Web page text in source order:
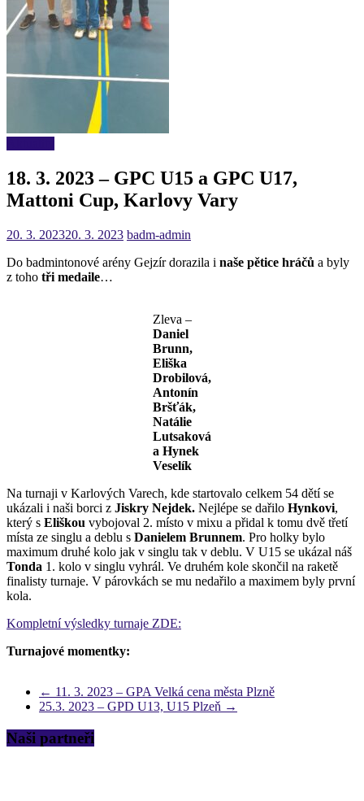
18. 3. 2023 – GPC U15 a GPC U17,
Mattoni Cup, Karlovy Vary
20. 3. 202320. 3. 2023 badm-admin
Do badmintonové arény Gejzír dorazila i naše pětice hráčů a byly
z toho tři medaile…
Zleva –
Daniel
Brunn,
Eliška
Drobilová,
Antonín
Bršťák,
Natálie
Lutsaková
a Hynek
Veselík
Na turnaji v Karlových Varech, kde startovalo celkem 54 dětí se
ukázali i naši borci z Jiskry Nejdek. Nejlépe se dařilo Hynkovi,
který s Eliškou vybojoval 2. místo v mixu a přidal k tomu dvě třetí
místa ze singlu a deblu s Danielem Brunnem. Pro holky bylo
maximum druhé kolo jak v singlu tak v deblu. V U15 se ukázal náš
Tonda 1. kolo v singlu vyhrál. Ve druhém kole skončil na raketě
finalisty turnaje. V párovkách se mu nedařilo a maximem byly první
kola.
Kompletní výsledky turnaje ZDE:
Turnajové momentky:
← 11. 3. 2023 – GPA Velká cena města Plzně
25.3. 2023 – GPD U13, U15 Plzeň →
Naši partneři